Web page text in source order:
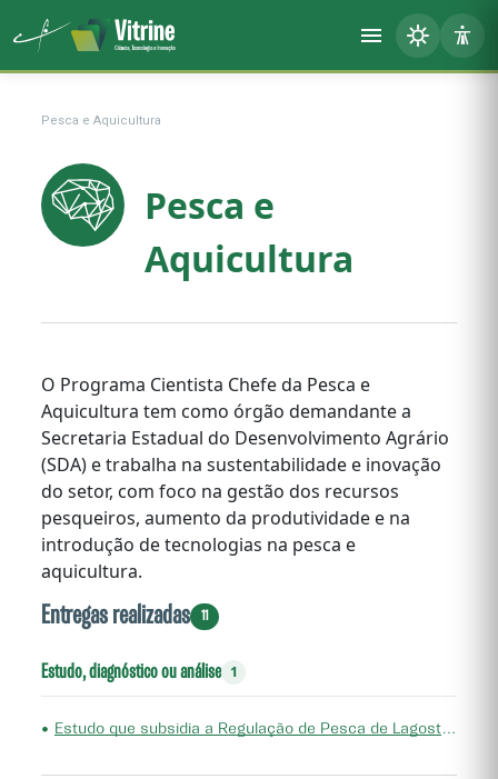
Pesca e Aquicultura
Pesca e
Aquicultura
O Programa Cientista Chefe da Pesca e
Aquicultura tem como órgão demandante a
Secretaria Estadual do Desenvolvimento Agrário
(SDA) e trabalha na sustentabilidade e inovação
do setor, com foco na gestão dos recursos
pesqueiros, aumento da produtividade e na
introdução de tecnologias na pesca e
aquicultura.
Entregas realizadas 11
Estudo, diagnóstico ou análise 1
• Estudo que subsidia a Regulação de Pesca de Lagostas no Brasil (Portaria Interministerial MPA/MMA nº 11, de 29 de abril de 2024)